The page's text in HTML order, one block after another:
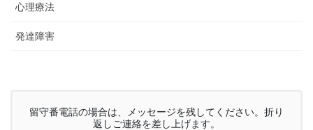
心理療法
発達障害
留守番電話の場合は、メッセージを残してください。折り
返しご連絡を差し上げます。